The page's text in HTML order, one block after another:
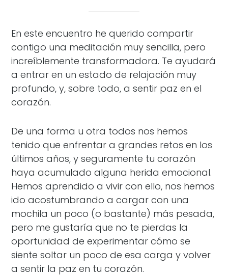
En este encuentro he querido compartir
contigo una meditación muy sencilla, pero
increíblemente transformadora. Te ayudará
a entrar en un estado de relajación muy
profundo, y, sobre todo, a sentir paz en el
corazón.
De una forma u otra todos nos hemos
tenido que enfrentar a grandes retos en los
últimos años, y seguramente tu corazón
haya acumulado alguna herida emocional.
Hemos aprendido a vivir con ello, nos hemos
ido acostumbrando a cargar con una
mochila un poco (o bastante) más pesada,
pero me gustaría que no te pierdas la
oportunidad de experimentar cómo se
siente soltar un poco de esa carga y volver
a sentir la paz en tu corazón.